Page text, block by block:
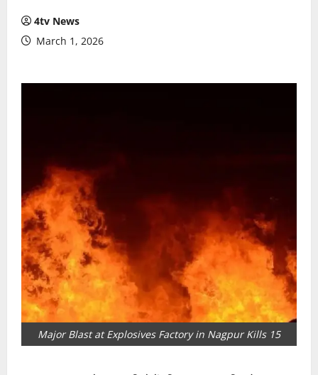
4tv News
March 1, 2026
Major Blast at Explosives Factory in Nagpur Kills 15